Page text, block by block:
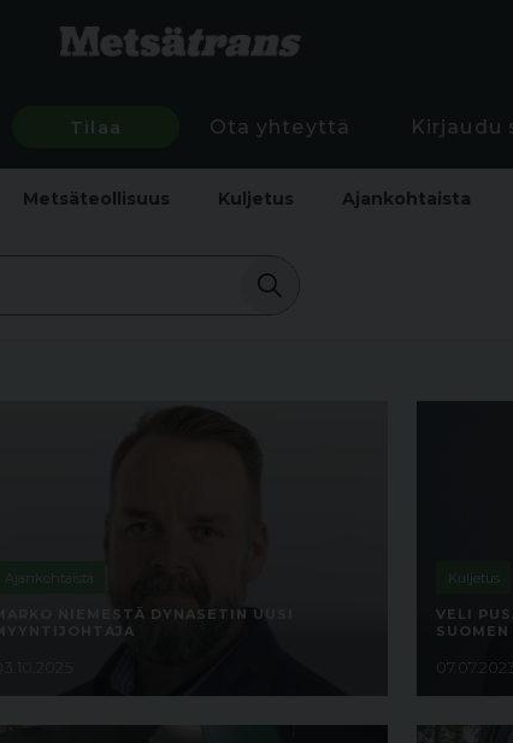
Tilaa Ota yhteyttä Kirjaudu
Metsäteollisuus Kuljetus Ajankohtaista
Ajankohtaista
MARKO NIEMESTÄ DYNASETIN UUSI
MYYNTIJOHTAJA
Kuljetus
VELI